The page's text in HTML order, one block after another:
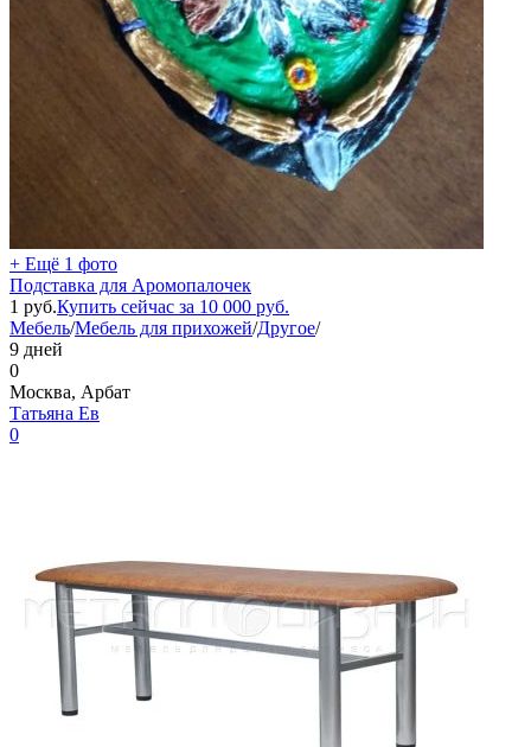
+ Ещё 1 фото
Подставка для Аромопалочек
1 руб.Купить сейчас за 10 000 руб.
Мебель/Мебель для прихожей/Другое/
9 дней
0
Москва, Арбат
Татьяна Ев
0